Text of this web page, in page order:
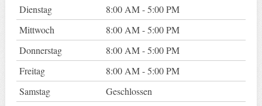
Dienstag
8:00 AM - 5:00 PM
Mittwoch
8:00 AM - 5:00 PM
Donnerstag
8:00 AM - 5:00 PM
Freitag
8:00 AM - 5:00 PM
Samstag
Geschlossen